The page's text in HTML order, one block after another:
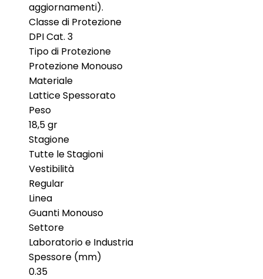
aggiornamenti).
Classe di Protezione
DPI Cat. 3
Tipo di Protezione
Protezione Monouso
Materiale
Lattice Spessorato
Peso
18,5 gr
Stagione
Tutte le Stagioni
Vestibilità
Regular
Linea
Guanti Monouso
Settore
Laboratorio e Industria
Spessore (mm)
0.35